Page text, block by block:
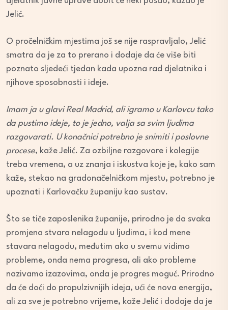
Jelić.
O pročelničkim mjestima još se nije raspravljalo, Jelić
smatra da je za to prerano i dodaje da će više biti
poznato sljedeći tjedan kada upozna rad djelatnika i
njihove sposobnosti i ideje.
Imam ja u glavi Real Madrid, ali igramo u Karlovcu tako
da pustimo ideje, to je jedno, valja sa svim ljudima
razgovarati. U konačnici potrebno je snimiti i poslovne
procese, kaže Jelić. Za ozbiljne razgovore i kolegije
treba vremena, a uz znanja i iskustva koje je, kako sam
kaže, stekao na gradonačelničkom mjestu, potrebno je
upoznati i Karlovačku županiju kao sustav.
Što se tiče zaposlenika županije, prirodno je da svaka
promjena stvara nelagodu u ljudima, i kod mene
stavara nelagodu, međutim ako u svemu vidimo
probleme, onda nema progresa, ali ako probleme
nazivamo izazovima, onda je progres moguć. Prirodno
da će doći do propulzivnijih ideja, ući će nova energija,
ali za sve je potrebno vrijeme, kaže Jelić i dodaje da je